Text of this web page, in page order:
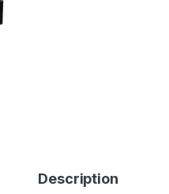
Description